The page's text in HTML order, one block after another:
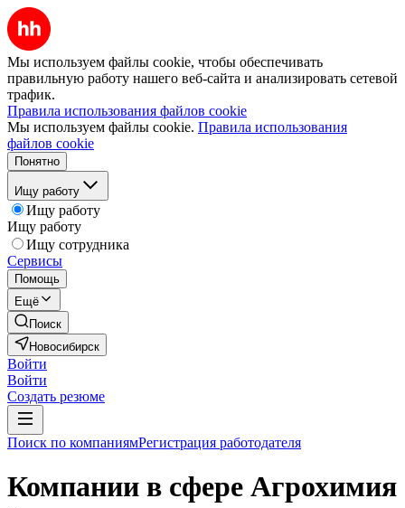
Мы используем файлы cookie, чтобы обеспечивать
правильную работу нашего веб-сайта и анализировать сетевой
трафик.
Правила использования файлов cookie
Мы используем файлы cookie. Правила использования
файлов cookie
Понятно
Ищу работу
Ищу работу
Ищу работу
Ищу сотрудника
Сервисы
Помощь
Ещё
Поиск
Новосибирск
Войти
Войти
Создать резюме
Поиск по компаниямРегистрация работодателя
Компании в сфере Агрохимия